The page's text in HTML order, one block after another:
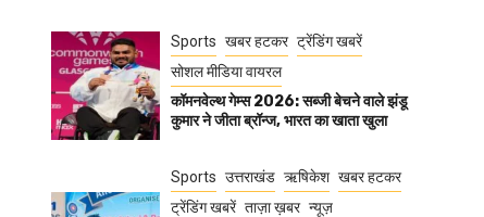
Sports खबर हटकर ट्रेंडिंग खबरें
सोशल मीडिया वायरल
कॉमनवेल्थ गेम्स 2026: सब्जी बेचने वाले झंडू
कुमार ने जीता ब्रॉन्ज, भारत का खाता खुला
Sports उत्तराखंड ऋषिकेश खबर हटकर
ट्रेंडिंग खबरें ताज़ा ख़बर न्यूज़